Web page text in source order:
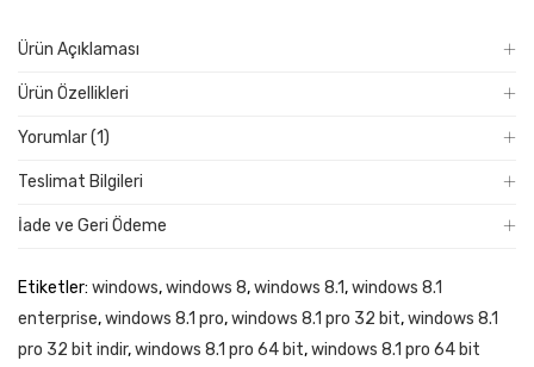
Ürün Açıklaması
Ürün Özellikleri
Yorumlar (1)
Teslimat Bilgileri
İade ve Geri Ödeme
Etiketler: windows,windows 8,windows 8.1,windows 8.1
enterprise,windows 8.1 pro,windows 8.1 pro 32 bit,windows 8.1
pro 32 bit indir,windows 8.1 pro 64 bit,windows 8.1 pro 64 bit